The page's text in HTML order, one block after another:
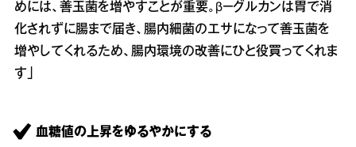
めには、善玉菌を増やすことが重要。β－グルカンは胃で消
化されずに腸まで届き、腸内細菌のエサになって善玉菌を
増やしてくれるため、腸内環境の改善にひと役買ってくれま
す」
血糖値の上昇をゆるやかにする